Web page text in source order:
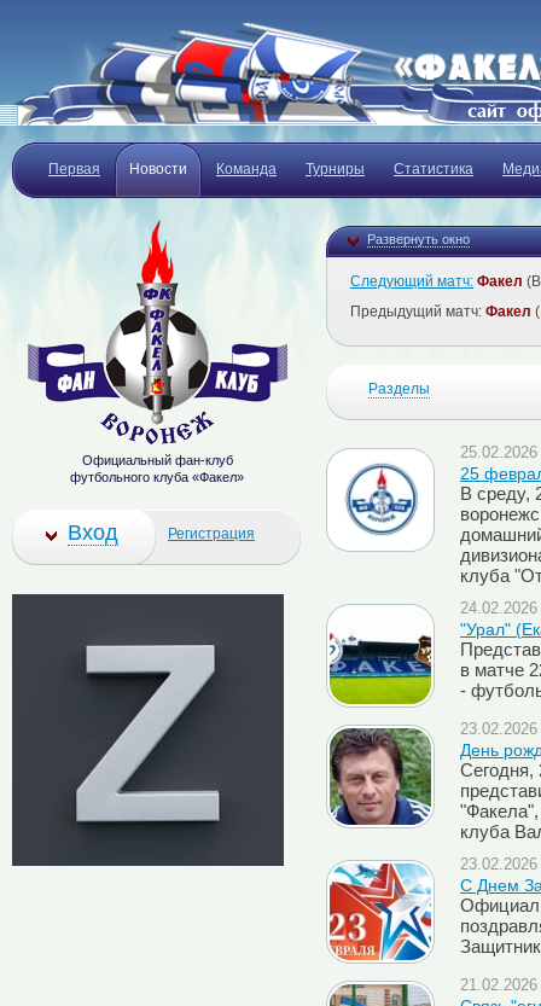
Первая Новости Команда Турниры Статистика
Развернуть окно
Следующий матч: Факел
Предыдущий матч: Факел
Разделы
25
В среду,
клуба
"Урал"
в матче
-
День
Сегодня,
клуба
C Днем
Официальный фан-клуб
футбольного клуба «Факел»
Вход Регистрация